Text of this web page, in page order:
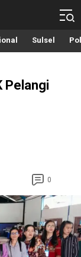
Sulsel
Pelangi
0